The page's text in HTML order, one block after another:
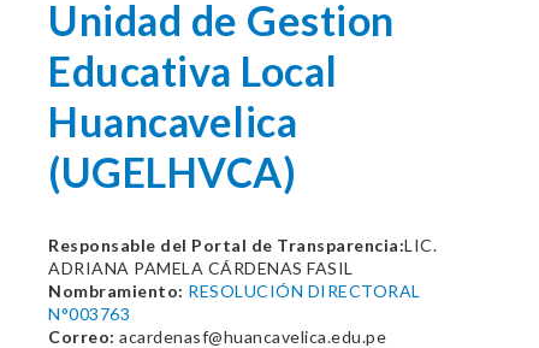
Unidad de Gestion
Educativa Local
Huancavelica
(UGELHVCA)
Responsable del Portal de Transparencia:LIC.
ADRIANA PAMELA CÁRDENAS FASIL
Nombramiento: RESOLUCIÓN DIRECTORAL
N°003763
Correo: acardenasf@huancavelica.edu.pe